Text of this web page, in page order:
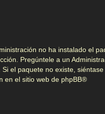
no ha instalado el
Pregúntele a un
el paquete no existe,
en el sitio web de phpBB®